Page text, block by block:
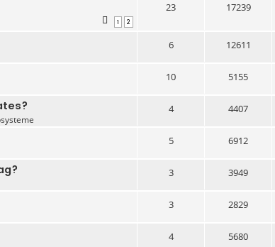
1 2
23 17239
6 12611
10 5155
4 4407
5 6912
3 3949
3 2829
4 5680